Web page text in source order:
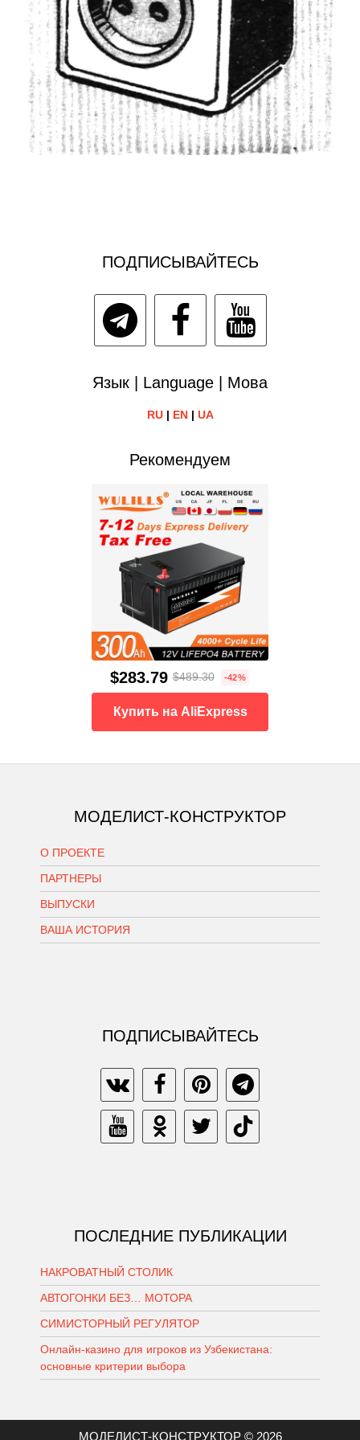
ПОДПИСЫВАЙТЕСЬ
Язык | Language | Мова
RU| EN| UA
Рекомендуем
$283.79 $489.30 -42%
Купить на AliExpress
МОДЕЛИСТ-КОНСТРУКТОР
О ПРОЕКТЕ
ПАРТНЕРЫ
ВЫПУСКИ
ВАША ИСТОРИЯ
ПОДПИСЫВАЙТЕСЬ
ПОСЛЕДНИЕ ПУБЛИКАЦИИ
НАКРОВАТНЫЙ СТОЛИК
АВТОГОНКИ БЕЗ… МОТОРА
СИМИСТОРНЫЙ РЕГУЛЯТОР
Онлайн-казино для игроков из Узбекистана:
основные критерии выбора
МОДЕЛИСТ-КОНСТРУКТОР © 2026